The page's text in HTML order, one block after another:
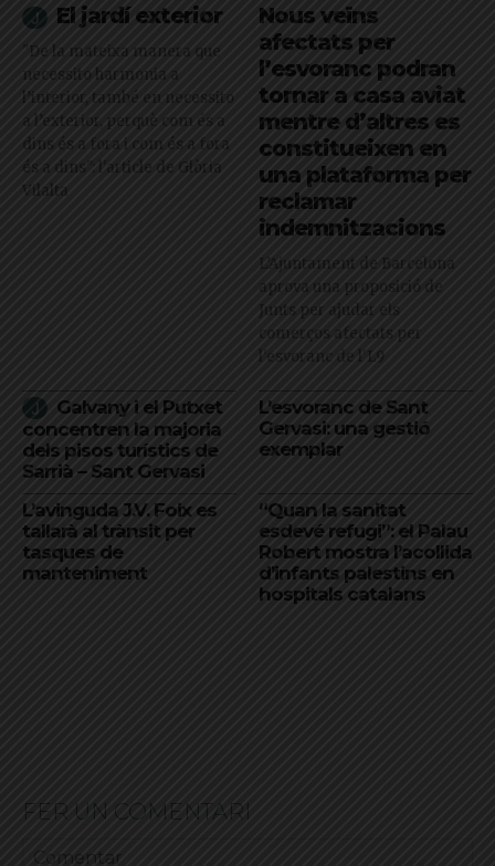
El jardí exterior
"De la mateixa manera que
necessito harmonia a
l’interior, també en necessito
a l’exterior, perquè com és a
dins és a fora i com és a fora
és a dins": l'article de Glòria
Vilalta
Nous veïns
afectats per
l’esvoranc podran
tornar a casa aviat
mentre d’altres es
constitueixen en
una plataforma per
reclamar
indemnitzacions
L’Ajuntament de Barcelona
aprova una proposició de
Junts per ajudar els
comerços afectats per
l'esvoranc de l'L9
Galvany i el Putxet
concentren la majoria
dels pisos turístics de
Sarrià – Sant Gervasi
L’esvoranc de Sant
Gervasi: una gestió
exemplar
L’avinguda J.V. Foix es
tallarà al trànsit per
tasques de
manteniment
“Quan la sanitat
esdevé refugi”: el Palau
Robert mostra l’acollida
d’infants palestins en
hospitals catalans
FER UN COMENTARI